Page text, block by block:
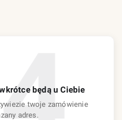
będą u Ciebie
twoje zamówienie
adres.